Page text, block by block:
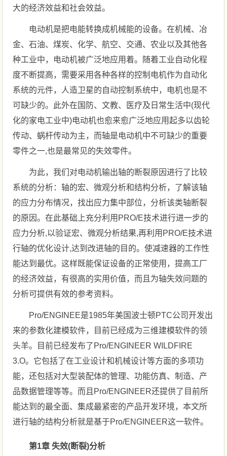
大的经济效益和社会效益。
电动机是把电能转换成机械能的设备。在机械、冶
金、石油、煤炭、化学、航空、交通、农业以及其他各
种工业中，电动机被广泛地应用着。随着工业自动化程
度不断提高，需要采用各种各样的控制电机作为自动化
系统的元件，人造卫星的自动控制系统中，电机也是不
可缺少的。此外在国防、文教、医疗及日常生活中(现代
化的家电工业中)电动机也愈来愈广泛地应用起多以齿轮
传动、蜗杆传动为主，而轴是电动机中不可缺少的重要
零件之一,也是最常见的失效零件。
为此，我们对电动机输出轴的断裂原因进行了比较
系统的分析：轴的宏、微观分析和结构分析，了解该轴
的应力分布情况，找出应力集中部位，分析该类轴断裂
的原因。在此基础上充分利用PRO/E技术进行进一步的
应力分析,以验证宏、微观分析结果,再利用PRO/E技术进
行轴的优化设计,达到改进轴的目的。使减速器的工作性
能达到最优。这样既能保证设备的正常使用，提高工厂
的经济效益，有很高的实用价值，而且为轴失效问题的
分析可提供有效的参考资料。
Pro/ENGINEE是1985年美国波士顿PTC公司开发出
来的参数化建模软件，目前已经成为三维建模软件的领
头羊。目前已经发布了Pro/ENGINEER WILDFIRE
3.O。它包括了在工业设计和机械设计等方面的多项功
能，还包括对大型装配体的管理、功能仿真、制造、产
品数据管理等等。而且Pro/ENGINEER还提供了目前所
能达到的最全面、集成最紧密的产品开发环境，本文所
进行轴的结构分析就是基于Pro/ENGINEER这一软件。
第1章 失效(断裂)分析